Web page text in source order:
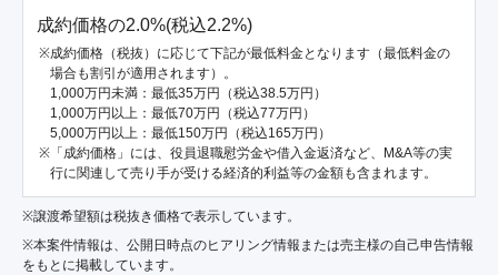
成約価格の2.0%(税込2.2%)
成約価格（税抜）に応じて下記が最低料金となります（最低料金の
場合も割引が適用されます）。
1,000万円未満：最低35万円（税込38.5万円）
1,000万円以上：最低70万円（税込77万円）
5,000万円以上：最低150万円（税込165万円）
「成約価格」には、役員退職慰労金や借入金返済など、M&A等の実
行に関連して売り手が受ける経済的利益等の金額も含まれます。
※譲渡希望額は税抜き価格で表示しています。
※本案件情報は、公開日時点のヒアリング情報または売主様の自己申告情報
をもとに掲載しています。